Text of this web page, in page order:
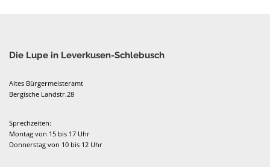
Die Lupe in Leverkusen-Schlebusch
Altes Bürgermeisteramt
Bergische Landstr.28
Sprechzeiten:
Montag von 15 bis 17 Uhr
Donnerstag von 10 bis 12 Uhr